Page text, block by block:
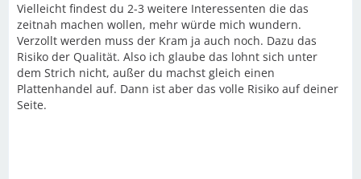
Vielleicht findest du 2-3 weitere Interessenten die das
zeitnah machen wollen, mehr würde mich wundern.
Verzollt werden muss der Kram ja auch noch. Dazu das
Risiko der Qualität. Also ich glaube das lohnt sich unter
dem Strich nicht, außer du machst gleich einen
Plattenhandel auf. Dann ist aber das volle Risiko auf deiner
Seite.